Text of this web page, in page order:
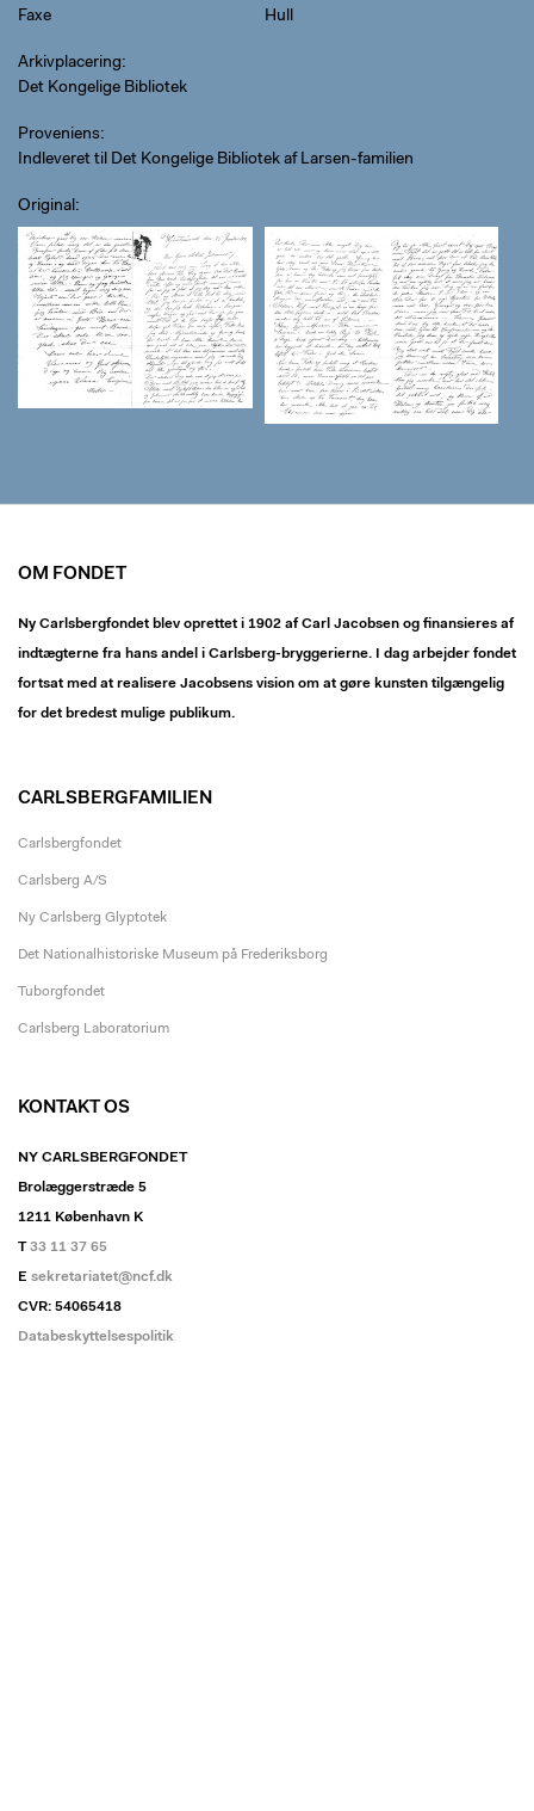
Faxe Hull
Arkivplacering
Det Kongelige Bibliotek
Proveniens
Indleveret til Det Kongelige Bibliotek af Larsen-familien
Original
OM FONDET
Ny Carlsbergfondet blev oprettet i 1902 af Carl Jacobsen og finansieres af
indtægterne fra hans andel i Carlsberg-bryggerierne. I dag arbejder fondet
fortsat med at realisere Jacobsens vision om at gøre kunsten tilgængelig
for det bredest mulige publikum.
CARLSBERGFAMILIEN
Carlsbergfondet
Carlsberg A/S
Ny Carlsberg Glyptotek
Det Nationalhistoriske Museum på Frederiksborg
Tuborgfondet
Carlsberg Laboratorium
KONTAKT OS
NY CARLSBERGFONDET
Brolæggerstræde 5
1211 København K
T33 11 37 65
E sekretariatet@ncf.dk
CVR: 54065418
Databeskyttelsespolitik